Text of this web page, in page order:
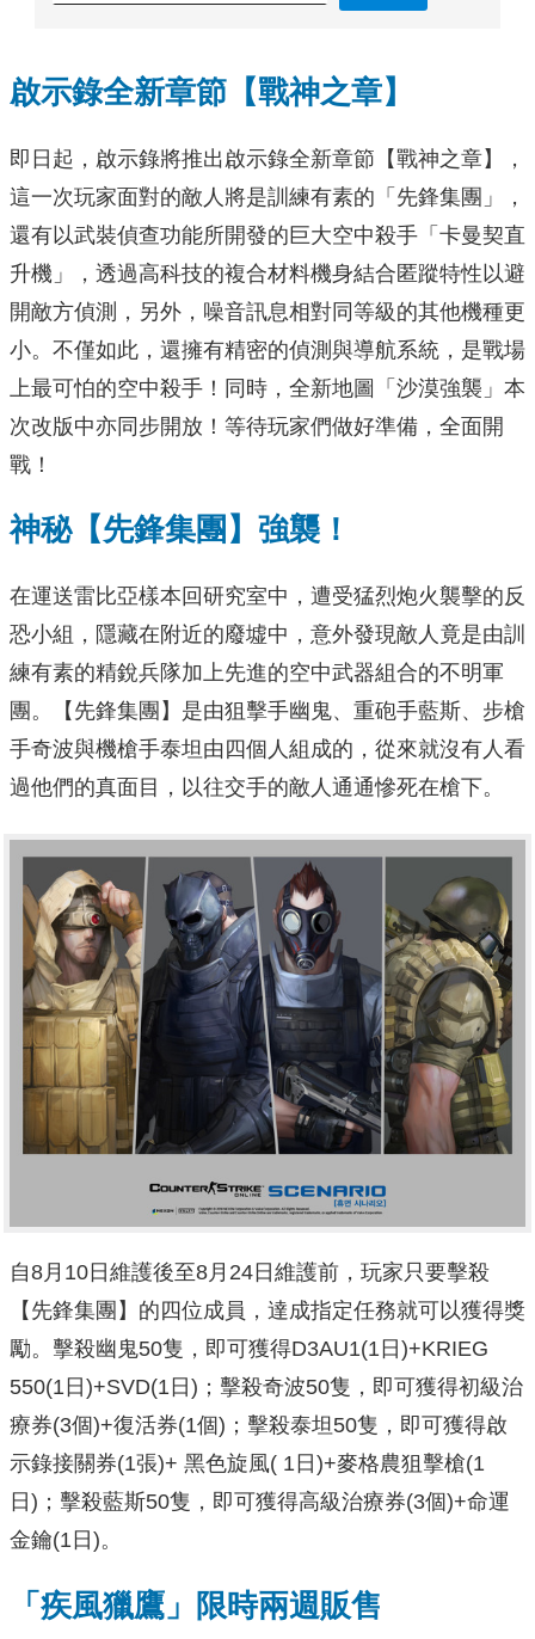
啟示錄全新章節【戰神之章】
即日起，啟示錄將推出啟示錄全新章節【戰神之章】，
這一次玩家面對的敵人將是訓練有素的「先鋒集團」，
還有以武裝偵查功能所開發的巨大空中殺手「卡曼契直
升機」，透過高科技的複合材料機身結合匿蹤特性以避
開敵方偵測，另外，噪音訊息相對同等級的其他機種更
小。不僅如此，還擁有精密的偵測與導航系統，是戰場
上最可怕的空中殺手！同時，全新地圖「沙漠強襲」本
次改版中亦同步開放！等待玩家們做好準備，全面開
戰！
神秘【先鋒集團】強襲！
在運送雷比亞樣本回研究室中，遭受猛烈炮火襲擊的反
恐小組，隱藏在附近的廢墟中，意外發現敵人竟是由訓
練有素的精銳兵隊加上先進的空中武器組合的不明軍
團。【先鋒集團】是由狙擊手幽鬼、重砲手藍斯、步槍
手奇波與機槍手泰坦由四個人組成的，從來就沒有人看
過他們的真面目，以往交手的敵人通通慘死在槍下。
自8月10日維護後至8月24日維護前，玩家只要擊殺
【先鋒集團】的四位成員，達成指定任務就可以獲得獎
勵。擊殺幽鬼50隻，即可獲得D3AU1(1日)+KRIEG
550(1日)+SVD(1日)；擊殺奇波50隻，即可獲得初級治
療券(3個)+復活券(1個)；擊殺泰坦50隻，即可獲得啟
示錄接關券(1張)+ 黑色旋風( 1日)+麥格農狙擊槍(1
日)；擊殺藍斯50隻，即可獲得高級治療券(3個)+命運
金鑰(1日)。
「疾風獵鷹」限時兩週販售